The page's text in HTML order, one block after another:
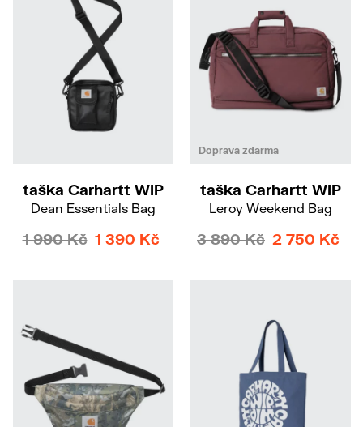
taška Carhartt WIP
Dean Essentials Bag
1 990 Kč 1 390 Kč
Doprava zdarma
taška Carhartt WIP
Leroy Weekend Bag
3 890 Kč 2 750 Kč